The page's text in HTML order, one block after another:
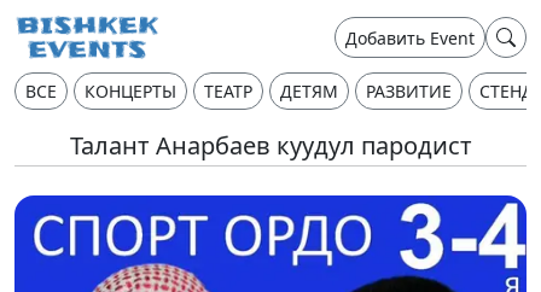
Добавить Event
ВСЕ КОНЦЕРТЫ ТЕАТР ДЕТЯМ РАЗВИТИЕ
Талант Анарбаев куудул пародист